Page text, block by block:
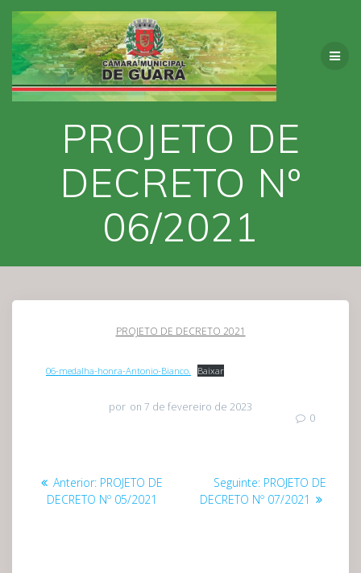
Skip
to
content
PROJETO DE
DECRETO Nº
06/2021
PROJETO DE DECRETO 2021
06-medalha-honra-Antonio-Bianco. Baixar
por on 7 de fevereiro de 2023
0
Navegação
Anterior: Post
anterior:
PROJETO DE
DECRETO Nº 05/2021
Seguinte: Post
seguinte:
PROJETO DE
DECRETO Nº 07/2021